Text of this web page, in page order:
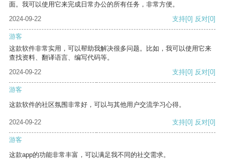
面。我可以使用它来完成日常办公的所有任务，非常方便。
2024-09-22
支持[0] 反对[0]
游客
这款软件非常实用，可以帮助我解决很多问题。比如，我可以使用它来
查找资料、翻译语言、编写代码等。
2024-09-22
支持[0] 反对[0]
游客
这款软件的社区氛围非常好，可以与其他用户交流学习心得。
2024-09-22 支持[0] 反对[0]
游客
这款app的功能非常丰富，可以满足我不同的社交需求。